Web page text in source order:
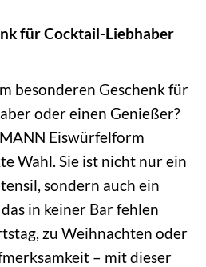
für Cocktail-Liebhaber
besonderen Geschenk für
oder einen Genießer?
Eiswürfelform
Wahl. Sie ist nicht nur ein
sondern auch ein
in keiner Bar fehlen
zu Weihnachten oder
– mit dieser